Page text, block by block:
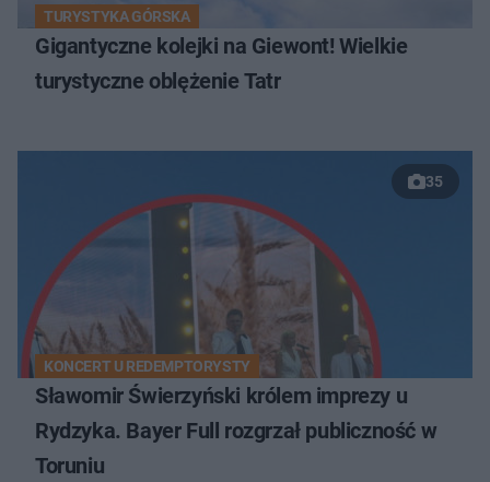
TURYSTYKA GÓRSKA
Gigantyczne kolejki na Giewont! Wielkie
turystyczne oblężenie Tatr
35
KONCERT U REDEMPTORYSTY
Sławomir Świerzyński królem imprezy u
Rydzyka. Bayer Full rozgrzał publiczność w
Toruniu